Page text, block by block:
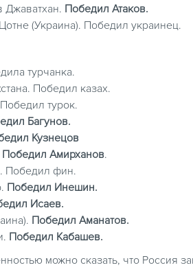
Джаватхан. Победил Атаков.
(Украина). Победил украинец.
турчанка.
Победил казах.
турок.
Багунов.
Кузнецов
Победил Амирханов.
Победил фин.
Победил Инешин.
Исаев.
Победил Аманатов.
Победил Кабашев.
можно сказать, что Россия